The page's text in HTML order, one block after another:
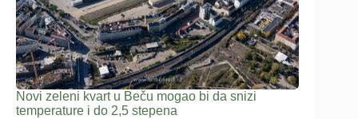
Novi zeleni kvart u Beču mogao bi da snizi
temperature i do 2,5 stepena